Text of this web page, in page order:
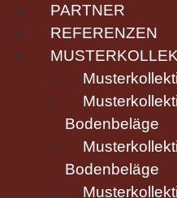
PARTNER
REFERENZEN
Bodenbeläge
Bodenbeläge